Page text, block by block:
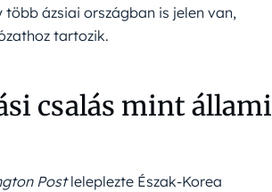
ázsiai országban is jelen van,
tartozik.
csalás mint állami
Postleleplezte Észak-Korea